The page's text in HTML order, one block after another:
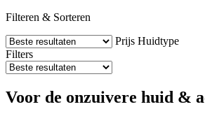
Filteren & Sorteren
Prijs Huidtype
Filters
Voor de onzuivere huid &